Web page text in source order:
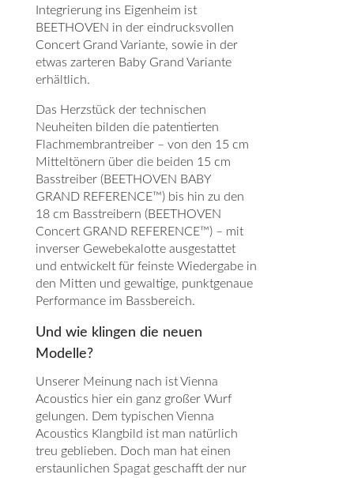
Integrierung ins Eigenheim ist
BEETHOVEN in der eindrucksvollen
Concert Grand Variante, sowie in der
etwas zarteren Baby Grand Variante
erhältlich.
Das Herzstück der technischen
Neuheiten bilden die patentierten
Flachmembrantreiber – von den 15 cm
Mitteltönern über die beiden 15 cm
Basstreiber (BEETHOVEN BABY
GRAND REFERENCE™) bis hin zu den
18 cm Basstreibern (BEETHOVEN
Concert GRAND REFERENCE™) – mit
inverser Gewebekalotte ausgestattet
und entwickelt für feinste Wiedergabe in
den Mitten und gewaltige, punktgenaue
Performance im Bassbereich.
Und wie klingen die neuen
Modelle?
Unserer Meinung nach ist Vienna
Acoustics hier ein ganz großer Wurf
gelungen. Dem typischen Vienna
Acoustics Klangbild ist man natürlich
treu geblieben. Doch man hat einen
erstaunlichen Spagat geschafft der nur